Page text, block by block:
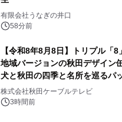
有限会社うなぎの井口
58分前
【令和8年8月8日】トリプル「
地域バージョンの秋田デザイン
犬と秋田の四季と名所を巡るパ
で販売開始
株式会社秋田ケーブルテレビ
3時間前